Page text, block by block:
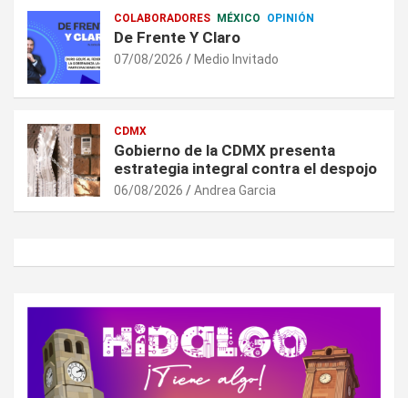
COLABORADORES MÉXICO OPINIÓN
De Frente Y Claro
07/08/2026 Medio Invitado
CDMX
Gobierno de la CDMX presenta
estrategia integral contra el despojo
06/08/2026 Andrea Garcia